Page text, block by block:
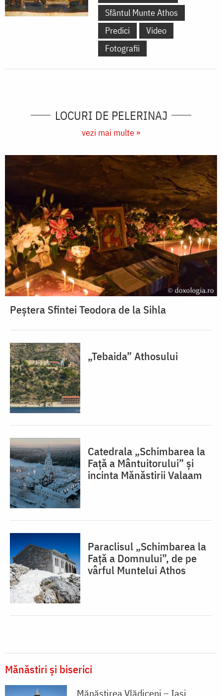
Sfântul Munte Athos
Predici
Video
Fotografii
LOCURI DE PELERINAJ
vezi mai multe »
Peștera Sfintei Teodora de la Sihla
„Tebaida” Athosului
Catedrala „Schimbarea la
Față a Mântuitorului” și
incinta Mănăstirii Valaam
Paraclisul „Schimbarea la
Față a Domnului”, de pe
vârful Muntelui Athos
Mănăstiri și biserici
Mănăstirea Vlădiceni – Iaşi